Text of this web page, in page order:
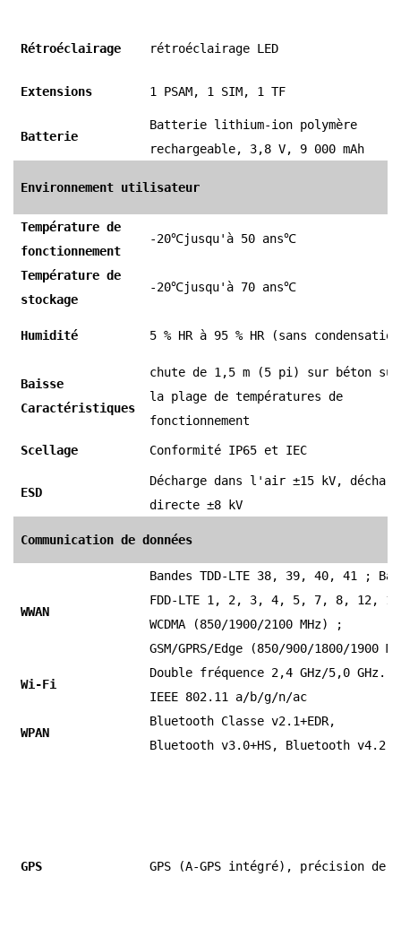
Rétroéclairage rétroéclairage LED
Extensions 1 PSAM, 1 SIM, 1 TF
Batterie
Batterie lithium-ion polymère
rechargeable, 3,8 V, 9 000 mAh
Environnement utilisateur
Température de
fonctionnement
-20℃jusqu'à 50 ans℃
Température de
stockage
-20℃jusqu'à 70 ans℃
Humidité 5 % HR à 95 % HR (sans
Baisse
Caractéristiques
chute de 1,5 m (5 pi) sur béton
la plage de températures de
fonctionnement
Scellage Conformité IP65 et IEC
ESD
Décharge dans l'air ±15 kV,
directe ±8 kV
Communication de données
WWAN
Bandes TDD-LTE 38, 39, 40, 41 ;
FDD-LTE 1, 2, 3, 4, 5, 7, 8, 12,
WCDMA (850/1900/2100 MHz) ;
GSM/GPRS/Edge (850/900/1800/1900
Wi-Fi
Double fréquence 2,4 GHz/5,0 GHz.
IEEE 802.11 a/b/g/n/ac
WPAN
Bluetooth Classe v2.1+EDR,
Bluetooth v3.0+HS, Bluetooth v4.2
GPS GPS (A-GPS intégré), précision de 5